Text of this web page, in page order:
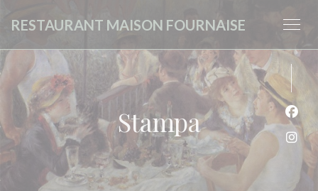
RESTAURANT MAISON FOURNAISE
Stampa